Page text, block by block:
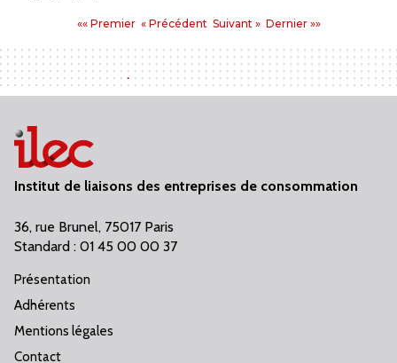
«« PremierPremier
« PrécédentPrécédent
Suivant
Suivant » Dernier
Dernier »»
Institut de liaisons des entreprises de consommation
36, rue Brunel, 75017 Paris
Standard : 01 45 00 00 37
Présentation
Adhérents
Mentions légales
Contact